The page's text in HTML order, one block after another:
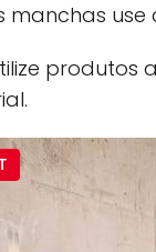
manchas
produtos